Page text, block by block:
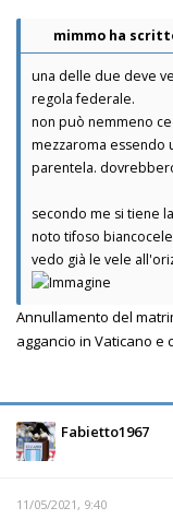
mimmo ha
una delle due deve
regola federale.
non può nemmeno
mezzaroma essendo
parentela.
secondo me si tiene
noto tifoso
vedo già le vele
Annullamento del
aggancio in Vaticano e
Fabietto1967
11/05/2021, 9:40